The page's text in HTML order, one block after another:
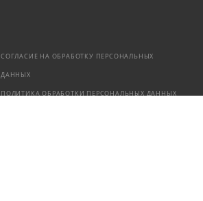
СОГЛАСИЕ НА ОБРАБОТКУ ПЕРСОНАЛЬНЫХ
ДАННЫХ
ПОЛИТИКА ОБРАБОТКИ ПЕРСОНАЛЬНЫХ ДАННЫХ